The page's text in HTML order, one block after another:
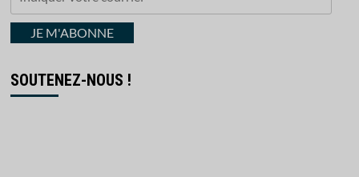
courrielJE M'ABONNE
SOUTENEZ-NOUS !